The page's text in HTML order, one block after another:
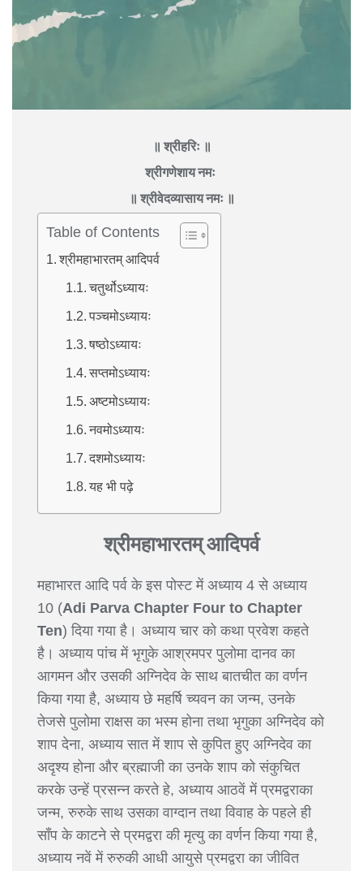
॥ श्रीहरिः ॥
श्रीगणेशाय नमः
॥ श्रीवेदव्यासाय नमः ॥
Table of Contents
श्रीमहाभारतम् आदिपर्व
चतुर्थोऽध्यायः
पञ्चमोऽध्यायः
षष्ठोऽध्यायः
सप्तमोऽध्यायः
अष्टमोऽध्यायः
नवमोऽध्यायः
दशमोऽध्यायः
यह भी पढ़े
श्रीमहाभारतम् आदिपर्व
महाभारत आदि पर्व के इस पोस्ट में अध्याय 4 से अध्याय
10 (Adi Parva Chapter Four to Chapter
Ten) दिया गया है। अध्याय चार को कथा प्रवेश कहते
है। अध्याय पांच में भृगुके आश्रमपर पुलोमा दानव का
आगमन और उसकी अग्निदेव के साथ बातचीत का वर्णन
किया गया है, अध्याय छे महर्षि च्यवन का जन्म, उनके
तेजसे पुलोमा राक्षस का भस्म होना तथा भृगुका अग्निदेव को
शाप देना, अध्याय सात में शाप से कुपित हुए अग्निदेव का
अदृश्य होना और ब्रह्माजी का उनके शाप को संकुचित
करके उन्हें प्रसन्न करते हे, अध्याय आठवें में प्रमद्वराका
जन्म, रुरुके साथ उसका वाग्दान तथा विवाह के पहले ही
साँप के काटने से प्रमद्वरा की मृत्यु का वर्णन किया गया है,
अध्याय नवें में रुरुकी आधी आयुसे प्रमद्वरा का जीवित